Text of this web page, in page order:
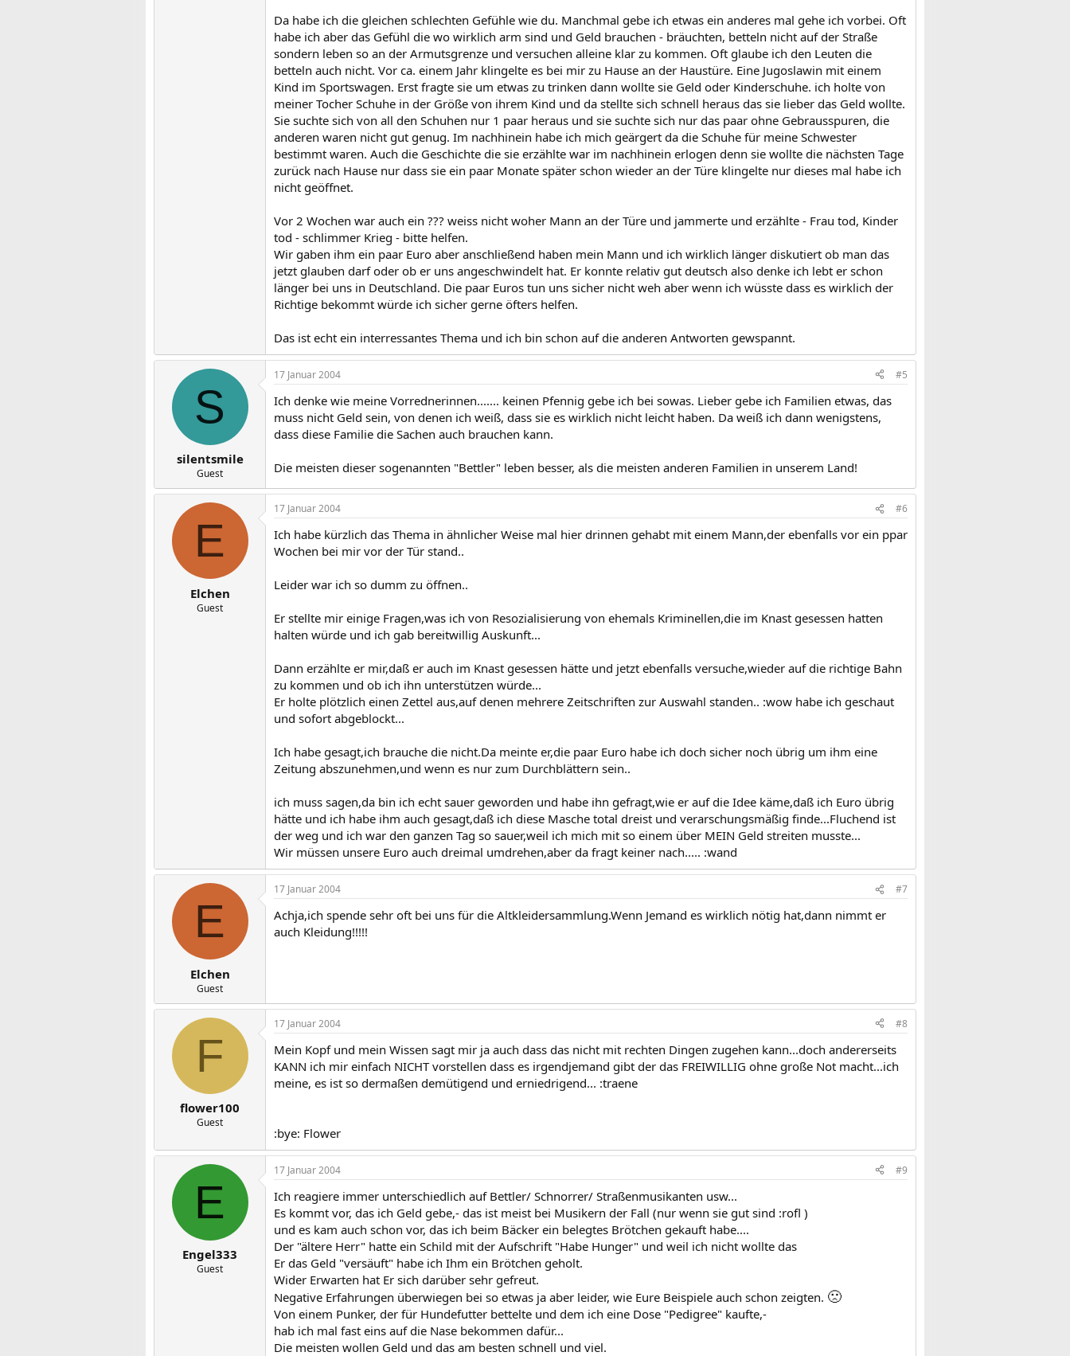
Da habe ich die gleichen schlechten Gefühle wie du. Manchmal gebe ich etwas ein anderes mal gehe ich vorbei. Oft
habe ich aber das Gefühl die wo wirklich arm sind und Geld brauchen - bräuchten, betteln nicht auf der Straße
sondern leben so an der Armutsgrenze und versuchen alleine klar zu kommen. Oft glaube ich den Leuten die
betteln auch nicht. Vor ca. einem Jahr klingelte es bei mir zu Hause an der Haustüre. Eine Jugoslawin mit einem
Kind im Sportswagen. Erst fragte sie um etwas zu trinken dann wollte sie Geld oder Kinderschuhe. ich holte von
meiner Tocher Schuhe in der Größe von ihrem Kind und da stellte sich schnell heraus das sie lieber das Geld wollte.
Sie suchte sich von all den Schuhen nur 1 paar heraus und sie suchte sich nur das paar ohne Gebrausspuren, die
anderen waren nicht gut genug. Im nachhinein habe ich mich geärgert da die Schuhe für meine Schwester
bestimmt waren. Auch die Geschichte die sie erzählte war im nachhinein erlogen denn sie wollte die nächsten Tage
zurück nach Hause nur dass sie ein paar Monate später schon wieder an der Türe klingelte nur dieses mal habe ich
nicht geöffnet.
Vor 2 Wochen war auch ein ??? weiss nicht woher Mann an der Türe und jammerte und erzählte - Frau tod, Kinder
tod - schlimmer Krieg - bitte helfen.
Wir gaben ihm ein paar Euro aber anschließend haben mein Mann und ich wirklich länger diskutiert ob man das
jetzt glauben darf oder ob er uns angeschwindelt hat. Er konnte relativ gut deutsch also denke ich lebt er schon
länger bei uns in Deutschland. Die paar Euros tun uns sicher nicht weh aber wenn ich wüsste dass es wirklich der
Richtige bekommt würde ich sicher gerne öfters helfen.
Das ist echt ein interressantes Thema und ich bin schon auf die anderen Antworten gewspannt.
S
silentsmile
Guest
17 Januar 2004 #5
Ich denke wie meine Vorrednerinnen....... keinen Pfennig gebe ich bei sowas. Lieber gebe ich Familien etwas, das
muss nicht Geld sein, von denen ich weiß, dass sie es wirklich nicht leicht haben. Da weiß ich dann wenigstens,
dass diese Familie die Sachen auch brauchen kann.
Die meisten dieser sogenannten "Bettler" leben besser, als die meisten anderen Familien in unserem Land!
E
Elchen
Guest
17 Januar 2004 #6
Ich habe kürzlich das Thema in ähnlicher Weise mal hier drinnen gehabt mit einem Mann,der ebenfalls vor ein ppar
Wochen bei mir vor der Tür stand..
Leider war ich so dumm zu öffnen..
Er stellte mir einige Fragen,was ich von Resozialisierung von ehemals Kriminellen,die im Knast gesessen hatten
halten würde und ich gab bereitwillig Auskunft...
Dann erzählte er mir,daß er auch im Knast gesessen hätte und jetzt ebenfalls versuche,wieder auf die richtige Bahn
zu kommen und ob ich ihn unterstützen würde...
Er holte plötzlich einen Zettel aus,auf denen mehrere Zeitschriften zur Auswahl standen.. :wow habe ich geschaut
und sofort abgeblockt...
Ich habe gesagt,ich brauche die nicht.Da meinte er,die paar Euro habe ich doch sicher noch übrig um ihm eine
Zeitung abszunehmen,und wenn es nur zum Durchblättern sein..
ich muss sagen,da bin ich echt sauer geworden und habe ihn gefragt,wie er auf die Idee käme,daß ich Euro übrig
hätte und ich habe ihm auch gesagt,daß ich diese Masche total dreist und verarschungsmäßig finde...Fluchend ist
der weg und ich war den ganzen Tag so sauer,weil ich mich mit so einem über MEIN Geld streiten musste...
Wir müssen unsere Euro auch dreimal umdrehen,aber da fragt keiner nach..... :wand
E
Elchen
Guest
17 Januar 2004 #7
Achja,ich spende sehr oft bei uns für die Altkleidersammlung.Wenn Jemand es wirklich nötig hat,dann nimmt er
auch Kleidung!!!!!
F
flower100
Guest
17 Januar 2004 #8
Mein Kopf und mein Wissen sagt mir ja auch dass das nicht mit rechten Dingen zugehen kann...doch andererseits
KANN ich mir einfach NICHT vorstellen dass es irgendjemand gibt der das FREIWILLIG ohne große Not macht...ich
meine, es ist so dermaßen demütigend und erniedrigend... :traene
:bye: Flower
E
Engel333
Guest
17 Januar 2004 #9
Ich reagiere immer unterschiedlich auf Bettler/ Schnorrer/ Straßenmusikanten usw...
Es kommt vor, das ich Geld gebe,- das ist meist bei Musikern der Fall (nur wenn sie gut sind :rofl )
und es kam auch schon vor, das ich beim Bäcker ein belegtes Brötchen gekauft habe....
Der "ältere Herr" hatte ein Schild mit der Aufschrift "Habe Hunger" und weil ich nicht wollte das
Er das Geld "versäuft" habe ich Ihm ein Brötchen geholt.
Wider Erwarten hat Er sich darüber sehr gefreut.
Negative Erfahrungen überwiegen bei so etwas ja aber leider, wie Eure Beispiele auch schon zeigten. 🙁
Von einem Punker, der für Hundefutter bettelte und dem ich eine Dose "Pedigree" kaufte,-
hab ich mal fast eins auf die Nase bekommen dafür...
Die meisten wollen Geld und das am besten schnell und viel.